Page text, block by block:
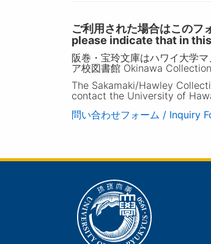
ご利用された場合はこの
please indicate that in
阪巻・宝玲文庫はハワイ大学
ア校図書館 Okinawa Collection
The Sakamaki/Hawley
contact the University of
問い合わせフォーム / Inquiry